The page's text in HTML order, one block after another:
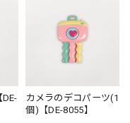
カメラのデコパーツ(1
個)【DE-8055】